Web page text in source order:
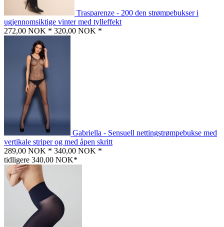
Trasparenze - 200 den strømpebukser i
ugjennomsiktige vinter med tylleffekt
272,00 NOK * 320,00 NOK *
Gabriella - Sensuell nettingstrømpebukse med
vertikale striper og med åpen skritt
289,00 NOK * 340,00 NOK *
tidligere 340,00 NOK*